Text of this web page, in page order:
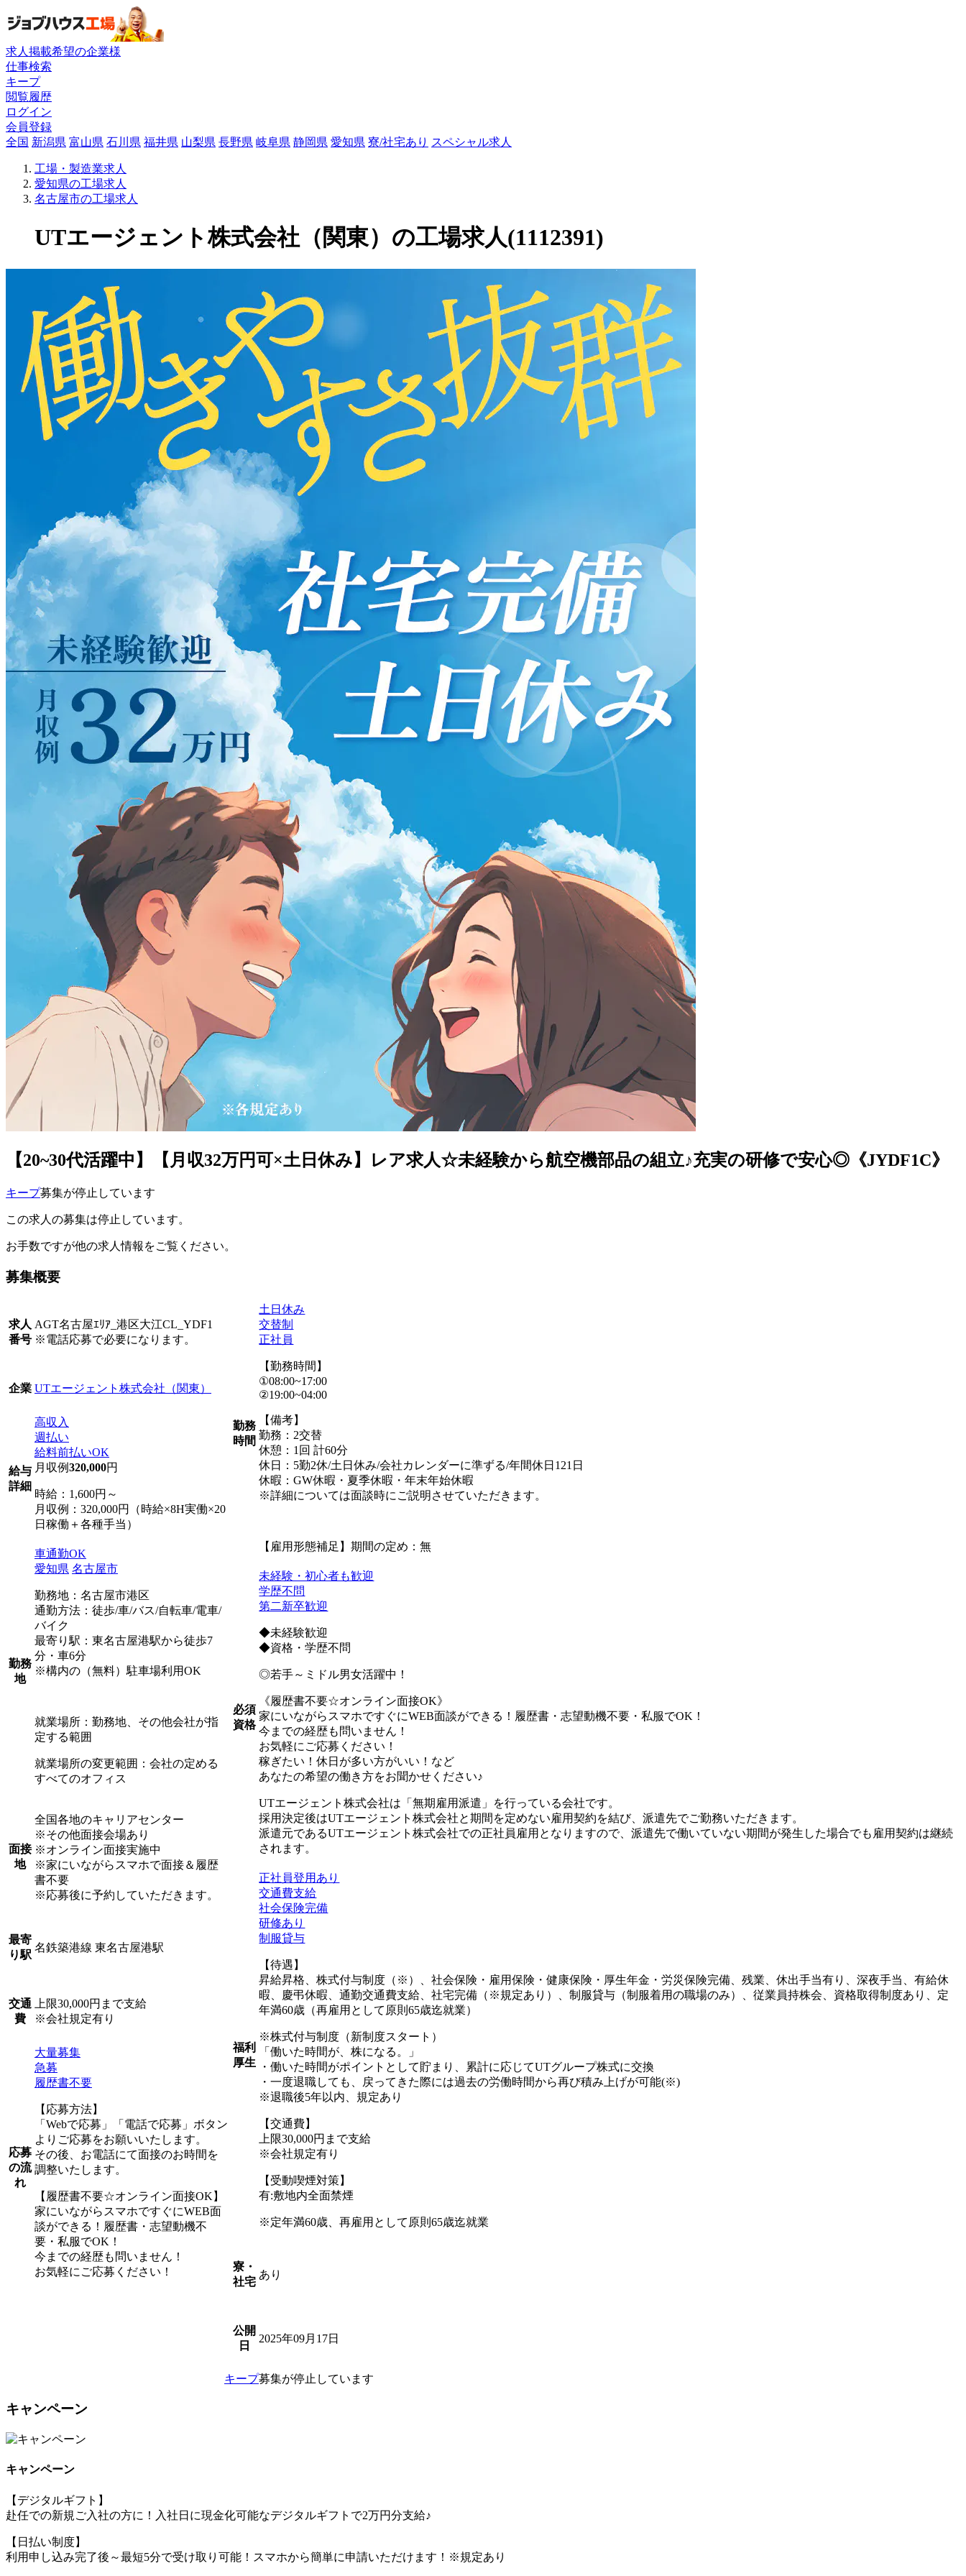
求人掲載希望の企業様
仕事検索
キープ
閲覧履歴
ログイン
会員登録
全国 新潟県 富山県 石川県 福井県 山梨県 長野県 岐阜県 静岡県 愛知県 寮/社宅あり スペシャル求人
工場・製造業求人
愛知県の工場求人
名古屋市の工場求人
UTエージェント株式会社（関東）の工場求人(1112391)
【20~30代活躍中】【月収32万円可×土日休み】レア求人☆未経験から航空機部品の組立♪充実の研修で安心◎《JYDF1C》
キープ募集が停止しています
この求人の募集は停止しています。
お手数ですが他の求人情報をご覧ください。
募集概要
求人
番号
AGT名古屋ｴﾘｱ_港区大江CL_YDF1
※電話応募で必要になります。
企業 UTエージェント株式会社（関東）
給与
詳細
高収入
週払い
給料前払いOK
月収例320,000円
時給：1,600円～
月収例：320,000円（時給×8H実働×20
日稼働＋各種手当）
勤務
地
車通勤OK
愛知県 名古屋市
勤務地：名古屋市港区
通勤方法：徒歩/車/バス/自転車/電車/
バイク
最寄り駅：東名古屋港駅から徒歩7
分・車6分
※構内の（無料）駐車場利用OK
就業場所：勤務地、その他会社が指
定する範囲
就業場所の変更範囲：会社の定める
すべてのオフィス
面接
地
全国各地のキャリアセンター
※その他面接会場あり
※オンライン面接実施中
※家にいながらスマホで面接＆履歴
書不要
※応募後に予約していただきます。
最寄
り駅
名鉄築港線 東名古屋港駅
交通
費
上限30,000円まで支給
※会社規定有り
応募
の流
れ
大量募集
急募
履歴書不要
【応募方法】
「Webで応募」「電話で応募」ボタン
よりご応募をお願いいたします。
その後、お電話にて面接のお時間を
調整いたします。
【履歴書不要☆オンライン面接OK】
家にいながらスマホですぐにWEB面
談ができる！履歴書・志望動機不
要・私服でOK！
今までの経歴も問いません！
お気軽にご応募ください！
勤務
時間
土日休み
交替制
正社員
【勤務時間】
①08:00~17:00
②19:00~04:00
【備考】
勤務：2交替
休憩：1回 計60分
休日：5勤2休/土日休み/会社カレンダーに準ずる/年間休日121日
休暇：GW休暇・夏季休暇・年末年始休暇
※詳細については面談時にご説明させていただきます。
【雇用形態補足】期間の定め：無
必須
資格
未経験・初心者も歓迎
学歴不問
第二新卒歓迎
◆未経験歓迎
◆資格・学歴不問
◎若手～ミドル男女活躍中！
《履歴書不要☆オンライン面接OK》
家にいながらスマホですぐにWEB面談ができる！履歴書・志望動機不要・私服でOK！
今までの経歴も問いません！
お気軽にご応募ください！
稼ぎたい！休日が多い方がいい！など
あなたの希望の働き方をお聞かせください♪
UTエージェント株式会社は「無期雇用派遣」を行っている会社です。
採用決定後はUTエージェント株式会社と期間を定めない雇用契約を結び、派遣先でご勤務いただきます。
派遣元であるUTエージェント株式会社での正社員雇用となりますので、派遣先で働いていない期間が発生した場合でも雇用契約は継続
されます。
福利
厚生
正社員登用あり
交通費支給
社会保険完備
研修あり
制服貸与
【待遇】
昇給昇格、株式付与制度（※）、社会保険・雇用保険・健康保険・厚生年金・労災保険完備、残業、休出手当有り、深夜手当、有給休
暇、慶弔休暇、通勤交通費支給、社宅完備（※規定あり）、制服貸与（制服着用の職場のみ）、従業員持株会、資格取得制度あり、定
年満60歳（再雇用として原則65歳迄就業）
※株式付与制度（新制度スタート）
「働いた時間が、株になる。」
・働いた時間がポイントとして貯まり、累計に応じてUTグループ株式に交換
・一度退職しても、戻ってきた際には過去の労働時間から再び積み上げが可能(※)
※退職後5年以内、規定あり
【交通費】
上限30,000円まで支給
※会社規定有り
【受動喫煙対策】
有:敷地内全面禁煙
※定年満60歳、再雇用として原則65歳迄就業
寮・
社宅
あり
公開
日
2025年09月17日
キープ募集が停止しています
キャンペーン
キャンペーン
【デジタルギフト】
赴任での新規ご入社の方に！入社日に現金化可能なデジタルギフトで2万円分支給♪
【日払い制度】
利用申し込み完了後～最短5分で受け取り可能！スマホから簡単に申請いただけます！※規定あり